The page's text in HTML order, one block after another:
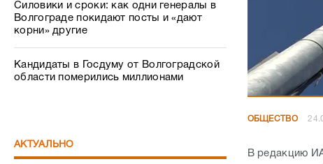
Силовики и сроки: как одни генералы в
Волгограде покидают посты и «дают
корни» другие
Кандидаты в Госдуму от Волгоградской
области померились миллионами
АКТУАЛЬНО
ОБЩЕСТВО
В редакцию